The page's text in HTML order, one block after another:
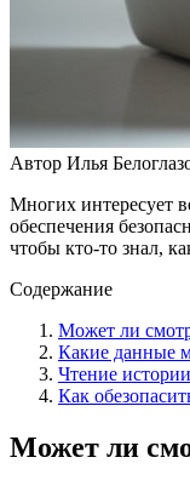
Автор Илья
Многих интересует
обеспечения
чтобы кто-то знал,
Содержание
Может ли
Какие данные
Чтение
Как
Может ли